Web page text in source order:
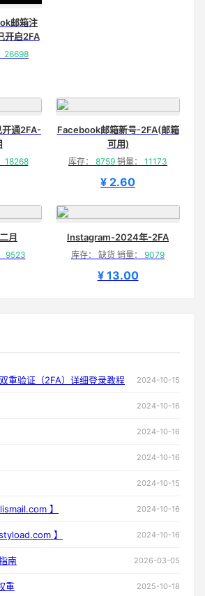
邮箱注
开启2FA
26698
通2FA-
18268
Facebook邮箱新号-2FA(邮箱
可用)
库存： 8759 销量： 11173
¥ 2.60
月
9523
Instagram-2024年-2FA
库存： 缺货 销量： 9079
¥ 13.00
重验证（2FA）详细登录教程 2024-10-15
2024-10-16
2024-10-16
2024-10-16
2024-10-15
】 2024-10-16
】 2024-10-16
南 2026-03-05
重 2025-10-18